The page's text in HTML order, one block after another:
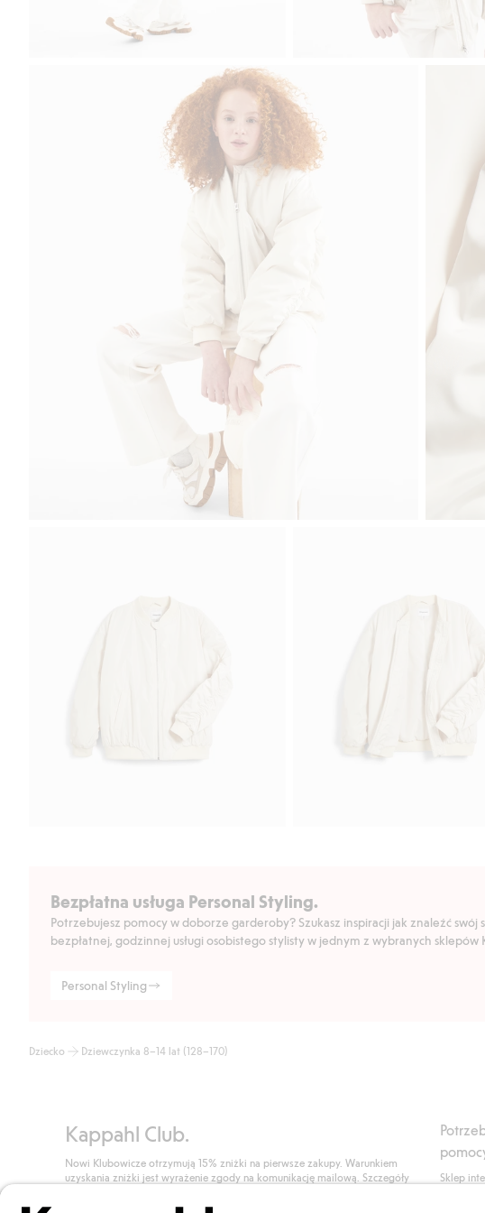
Bezpłatna usługa Personal Styling.
Potrzebujesz pomocy w doborze garderoby? Szukasz inspiracji jak znaleźć swój
bezpłatnej, godzinnej usługi osobistego stylisty w jednym z wybranych sklepów
Personal Styling
Dziecko Dziewczynka 8–14 lat (128–170)
Kappahl Club.
Nowi Klubowicze otrzymują 15% zniżki na pierwsze zakupy. Warunkiem
uzyskania zniżki jest wyrażenie zgody na komunikację mailową. Szczegóły
Sklep